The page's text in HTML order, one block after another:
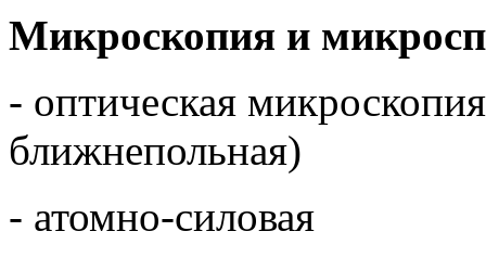
Микроскопия и
- оптическая
ближнепольная)
- атомно-силовая